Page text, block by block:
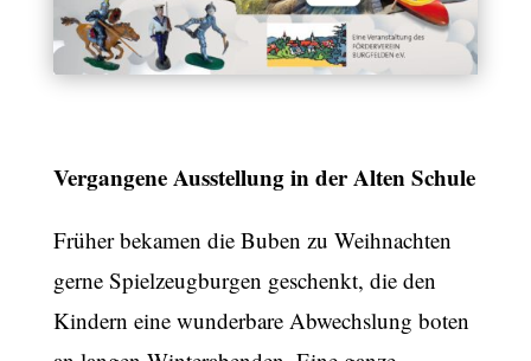
Vergangene Ausstellung in der Alten Schule
Früher bekamen die Buben zu Weihnachten
gerne Spielzeugburgen geschenkt, die den
Kindern eine wunderbare Abwechslung boten